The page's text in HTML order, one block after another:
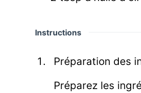
Instructions
Préparation des
Préparez les